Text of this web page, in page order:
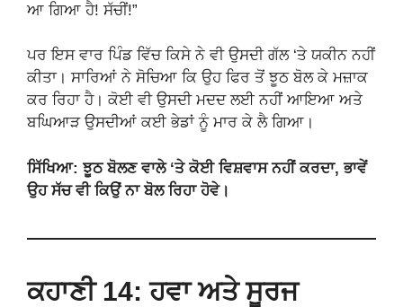
ਆ ਗਿਆ ਹੈ! ਸੱਚੀਂ!”
ਪਰ ਇਸ ਵਾਰ ਪਿੰਡ ਵਿੱਚ ਕਿਸੇ ਨੇ ਵੀ ਉਸਦੀ ਗੱਲ ‘ਤੇ ਯਕੀਨ ਨਹੀਂ
ਕੀਤਾ। ਸਾਰਿਆਂ ਨੇ ਸੋਚਿਆ ਕਿ ਉਹ ਫਿਰ ਤੋਂ ਝੂਠ ਬੋਲ ਕੇ ਮਜ਼ਾਕ
ਕਰ ਰਿਹਾ ਹੈ। ਕੋਈ ਵੀ ਉਸਦੀ ਮਦਦ ਲਈ ਨਹੀਂ ਆਇਆ ਅਤੇ
ਬਘਿਆੜ ਉਸਦੀਆਂ ਕਈ ਭੇਡਾਂ ਨੂੰ ਮਾਰ ਕੇ ਲੈ ਗਿਆ।
ਸਿੱਖਿਆ: ਝੂਠ ਬੋਲਣ ਵਾਲੇ ‘ਤੇ ਕੋਈ ਵਿਸ਼ਵਾਸ ਨਹੀਂ ਕਰਦਾ, ਭਾਵੇਂ
ਉਹ ਸੱਚ ਵੀ ਕਿਉਂ ਨਾ ਬੋਲ ਰਿਹਾ ਹੋਵੇ।
ਕਹਾਣੀ 14: ਹਵਾ ਅਤੇ ਸੂਰਜ